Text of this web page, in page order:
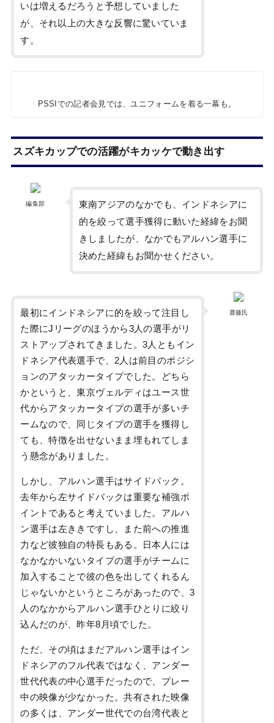
いは増えるだろうと予想していました
が、それ以上の大きな反響に驚いていま
す。
PSSIでの記者会見では、ユニフォームを着る一幕も。
スズキカップでの活躍がキカッケで動き出す
編集部
東南アジアのなかでも、インドネシアに
的を絞って選手獲得に動いた経緯をお聞
きしましたが、なかでもアルハン選手に
決めた経緯もお聞かせください。
齋藤氏
最初にインドネシアに的を絞って注目し
た際にJリーグのほうから3人の選手がリ
ストアップされてきました。3人ともイン
ドネシア代表選手で、2人は前目のポジシ
ョンのアタッカータイプでした。どちら
かというと、東京ヴェルディはユース世
代からアタッカータイプの選手が多いチ
ームなので、同じタイプの選手を獲得し
ても、特徴を出せないまま埋もれてしま
う懸念がありました。
しかし、アルハン選手はサイドバック。
去年から左サイドバックは重要な補強ポ
イントであると考えていました。アルハ
ン選手は左ききですし、また前への推進
力など彼独自の特長もある。日本人には
なかなかいないタイプの選手がチームに
加入することで彼の色を出してくれるん
じゃないかというところがあったので、3
人のなかからアルハン選手ひとりに絞り
込んだのが、昨年8月頃でした。
ただ、その頃はまだアルハン選手はイン
ドネシアのフル代表ではなく、アンダー
世代代表の中心選手だったので、プレー
中の映像が少なかった。共有された映像
の多くは、アンダー世代での台湾代表と